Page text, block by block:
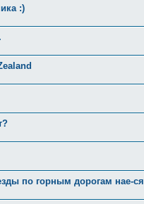
:)
по горным дорогам нае-ся